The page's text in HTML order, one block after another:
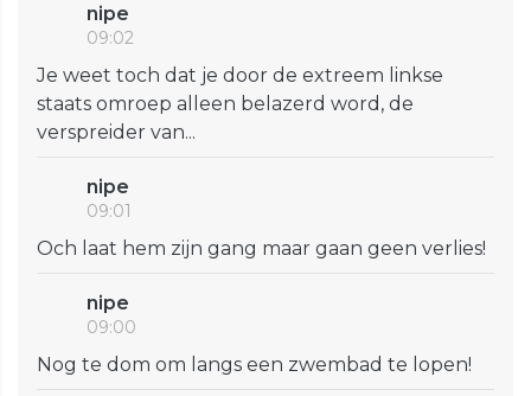
nipe
09:02
Je weet toch dat je door de extreem linkse
staats omroep alleen belazerd word, de
verspreider van...
nipe
09:01
Och laat hem zijn gang maar gaan geen verlies!
nipe
09:00
Nog te dom om langs een zwembad te lopen!